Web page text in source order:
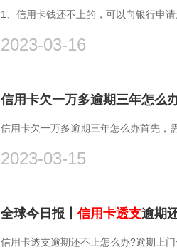
1、信用卡钱还不上的，可以向银行申
2023-03-16
信用卡欠一万多逾期三年怎么
信用卡欠一万多逾期三年怎么办首先，
2023-03-15
全球今日报丨 信用卡透支逾期
信用卡透支逾期还不上怎么办?逾期上